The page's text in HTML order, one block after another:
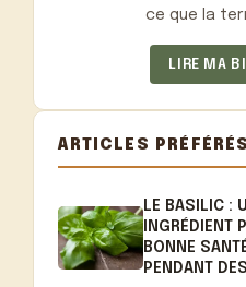
ce que la
LIRE MA
ARTICLES PRÉFÉRÉS
LE BASILIC :
INGRÉDIENT
BONNE
PENDANT